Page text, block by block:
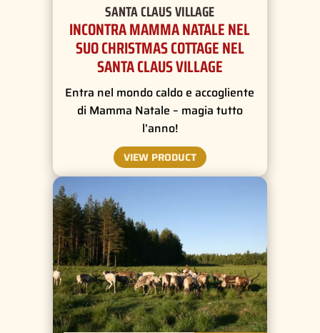
SANTA CLAUS VILLAGE
INCONTRA MAMMA NATALE NEL
SUO CHRISTMAS COTTAGE NEL
SANTA CLAUS VILLAGE
Entra nel mondo caldo e accogliente
di Mamma Natale – magia tutto
l’anno!
VIEW PRODUCT